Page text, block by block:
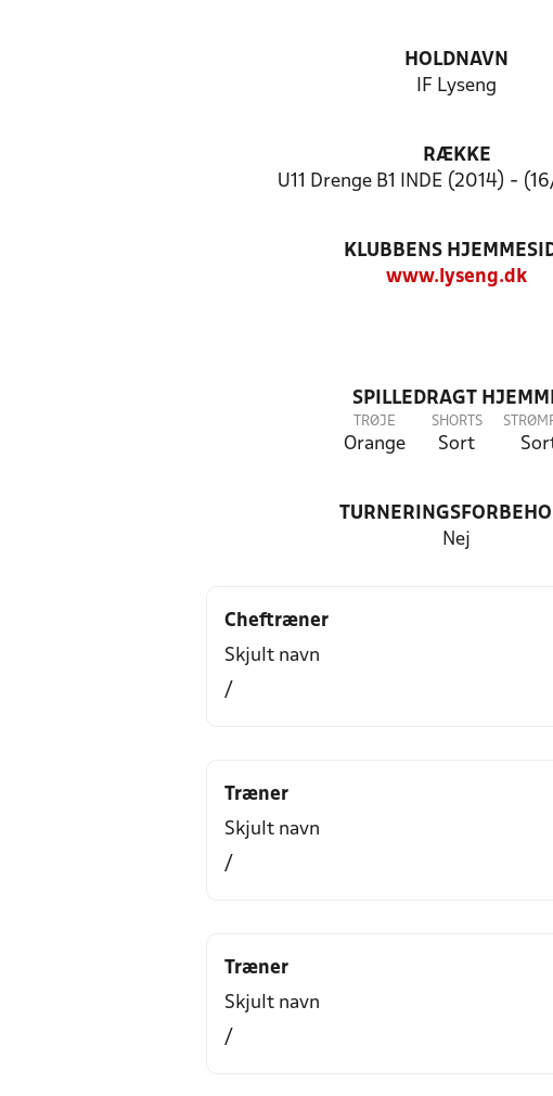
HOLDNAVN
IF Lyseng
RÆKKE
U11 Drenge B1 INDE (2014) -
KLUBBENS
www.lyseng.dk
SPILLEDRAGT
TRØJE
Orange
SHORTS
Sort
Nej
Cheftræner
Skjult navn
/
Træner
Skjult navn
/
Træner
Skjult navn
/